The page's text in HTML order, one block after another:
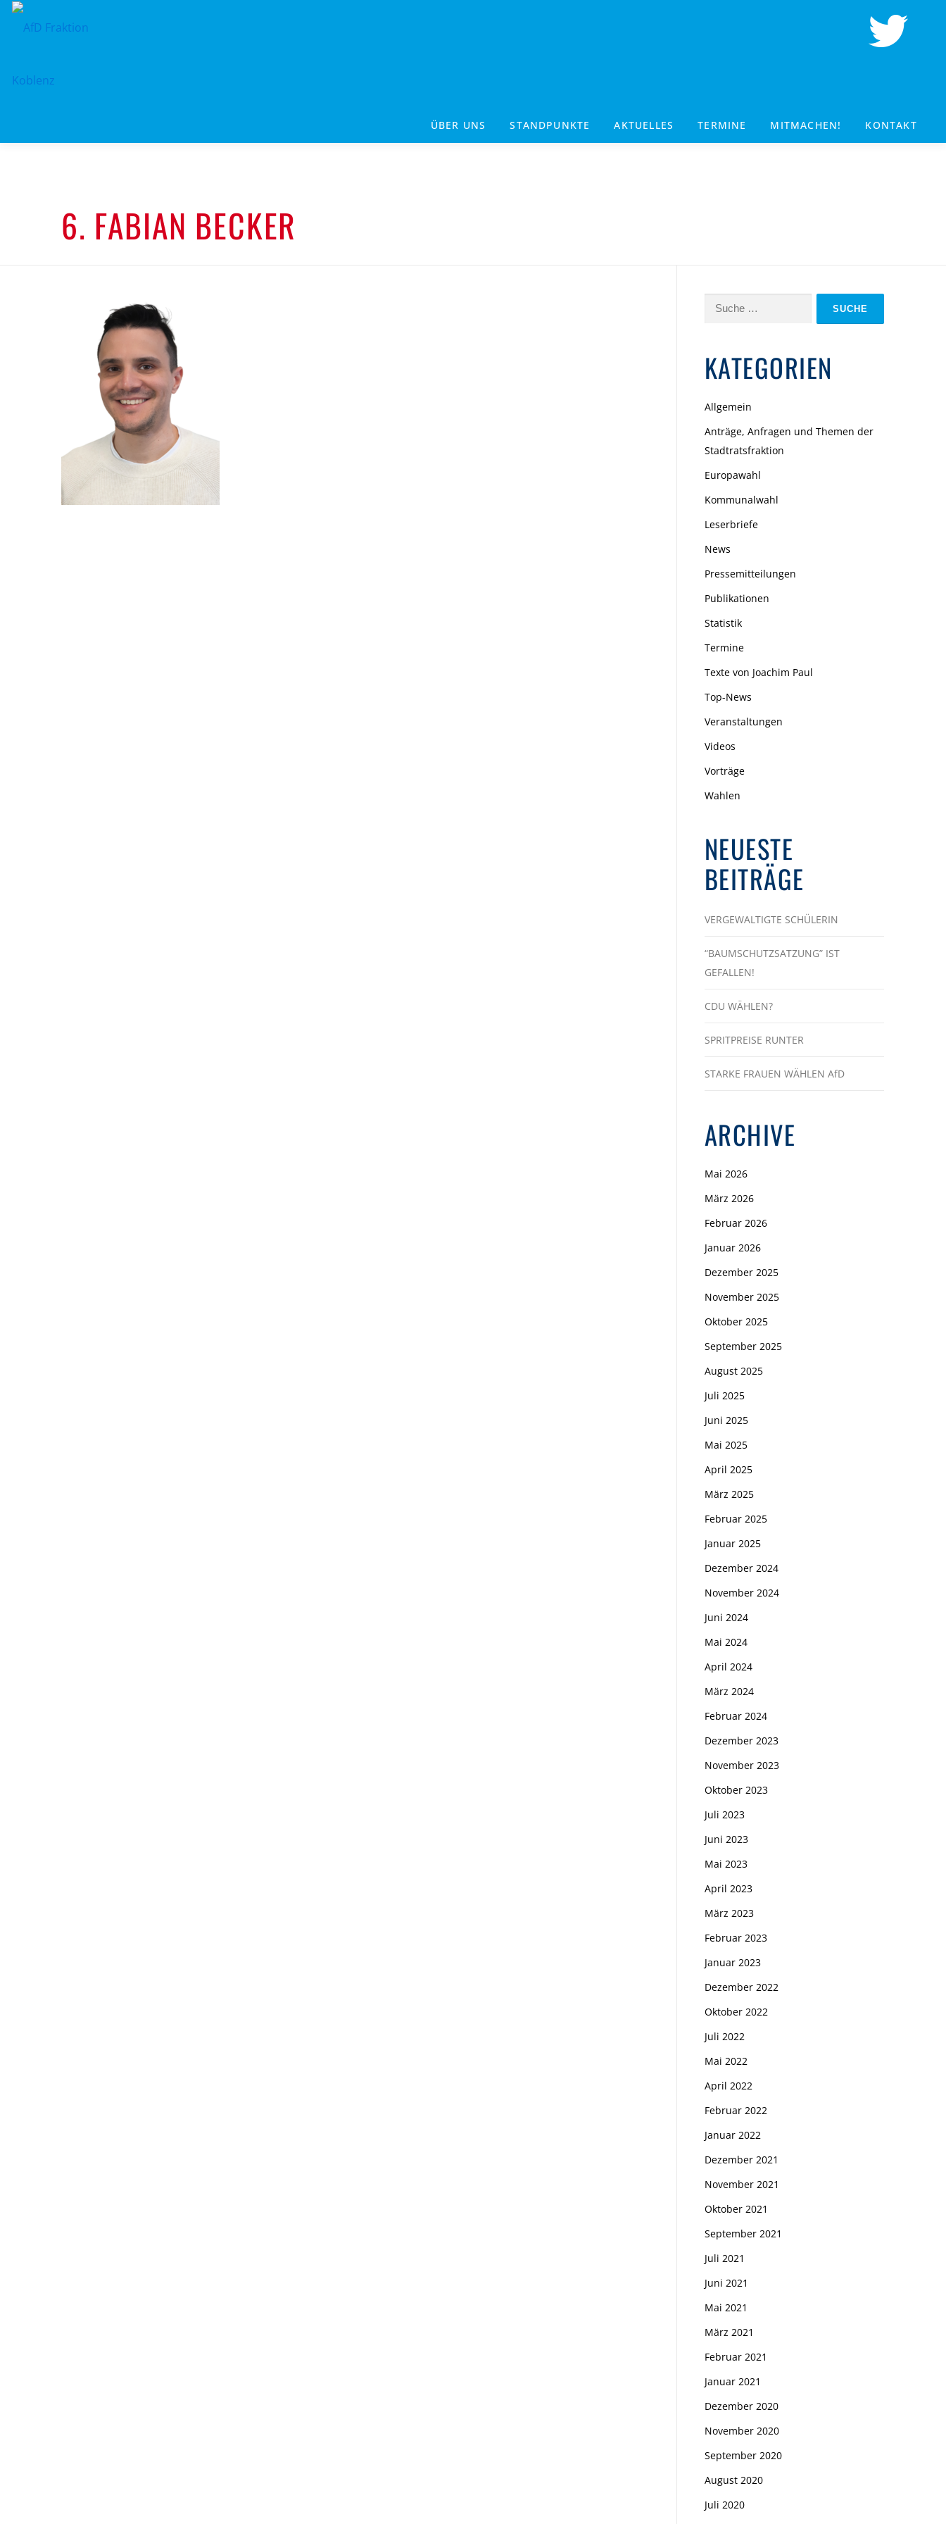
Zum
Inhalt
ÜBER UNS STANDPUNKTE AKTUELLES TERMINE MITMACHEN! KONTAKT
6. FABIAN BECKER
Suche
KATEGORIEN
Allgemein
Anträge, Anfragen und Themen der
Stadtratsfraktion
Europawahl
Kommunalwahl
Leserbriefe
News
Pressemitteilungen
Publikationen
Statistik
Termine
Texte von Joachim Paul
Top-News
Veranstaltungen
Videos
Vorträge
Wahlen
NEUESTE
BEITRÄGE
VERGEWALTIGTE SCHÜLERIN
“BAUMSCHUTZSATZUNG” IST
GEFALLEN!
CDU WÄHLEN?
SPRITPREISE RUNTER
STARKE FRAUEN WÄHLEN AfD
ARCHIVE
Mai 2026
März 2026
Februar 2026
Januar 2026
Dezember 2025
November 2025
Oktober 2025
September 2025
August 2025
Juli 2025
Juni 2025
Mai 2025
April 2025
März 2025
Februar 2025
Januar 2025
Dezember 2024
November 2024
Juni 2024
Mai 2024
April 2024
März 2024
Februar 2024
Dezember 2023
November 2023
Oktober 2023
Juli 2023
Juni 2023
Mai 2023
April 2023
März 2023
Februar 2023
Januar 2023
Dezember 2022
Oktober 2022
Juli 2022
Mai 2022
April 2022
Februar 2022
Januar 2022
Dezember 2021
November 2021
Oktober 2021
September 2021
Juli 2021
Juni 2021
Mai 2021
März 2021
Februar 2021
Januar 2021
Dezember 2020
November 2020
September 2020
August 2020
Juli 2020